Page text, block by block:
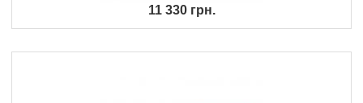
11 330 грн.